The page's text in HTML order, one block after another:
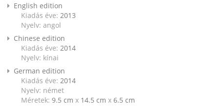
English edition
Kiadás éve: 2013
Nyelv: angol
Chinese edition
Kiadás éve: 2014
Nyelv: kínai
German edition
Kiadás éve: 2014
Nyelv: német
Méretek: 9.5 cm x 14.5 cm x 6.5 cm